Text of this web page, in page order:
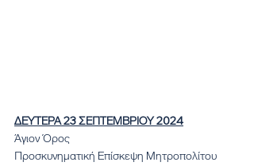
ΔΕΥΤΕΡΑ 23 ΣΕΠΤΕΜΒΡΙΟΥ 2024
Άγιον Όρος
Προσκυνηματική Επίσκεψη Μητροπολίτου